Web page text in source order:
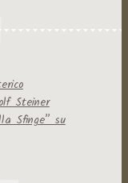
Steiner
Sfinge” su